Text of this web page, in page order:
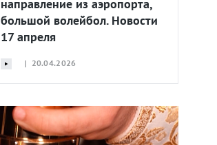
направление из аэропорта,
большой волейбол. Новости
17 апреля
| 20.04.2026